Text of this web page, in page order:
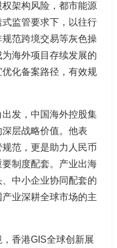
架构风险，都市能源
监管要求下，以往行
范跨境交易等灰色操
海外项目存续发展的
化备案路径，有效规
发，中国海外控股集
层战略价值。他表
范，更是助力人民币
制度配套。产业出海
中小企业协同配套的
业深耕全球市场的主
香港GIS全球创新展